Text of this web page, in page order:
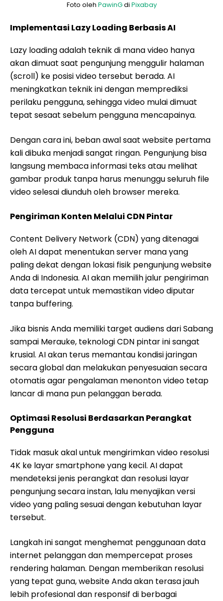
Foto oleh PawinGdi Pixabay
Implementasi Lazy Loading Berbasis AI
Lazy loading adalah teknik di mana video hanya
akan dimuat saat pengunjung menggulir halaman
(scroll) ke posisi video tersebut berada. AI
meningkatkan teknik ini dengan memprediksi
perilaku pengguna, sehingga video mulai dimuat
tepat sesaat sebelum pengguna mencapainya.
Dengan cara ini, beban awal saat website pertama
kali dibuka menjadi sangat ringan. Pengunjung bisa
langsung membaca informasi teks atau melihat
gambar produk tanpa harus menunggu seluruh file
video selesai diunduh oleh browser mereka.
Pengiriman Konten Melalui CDN Pintar
Content Delivery Network (CDN) yang ditenagai
oleh AI dapat menentukan server mana yang
paling dekat dengan lokasi fisik pengunjung website
Anda di Indonesia. AI akan memilih jalur pengiriman
data tercepat untuk memastikan video diputar
tanpa buffering.
Jika bisnis Anda memiliki target audiens dari Sabang
sampai Merauke, teknologi CDN pintar ini sangat
krusial. AI akan terus memantau kondisi jaringan
secara global dan melakukan penyesuaian secara
otomatis agar pengalaman menonton video tetap
lancar di mana pun pelanggan berada.
Optimasi Resolusi Berdasarkan Perangkat
Pengguna
Tidak masuk akal untuk mengirimkan video resolusi
4K ke layar smartphone yang kecil. AI dapat
mendeteksi jenis perangkat dan resolusi layar
pengunjung secara instan, lalu menyajikan versi
video yang paling sesuai dengan kebutuhan layar
tersebut.
Langkah ini sangat menghemat penggunaan data
internet pelanggan dan mempercepat proses
rendering halaman. Dengan memberikan resolusi
yang tepat guna, website Anda akan terasa jauh
lebih profesional dan responsif di berbagai